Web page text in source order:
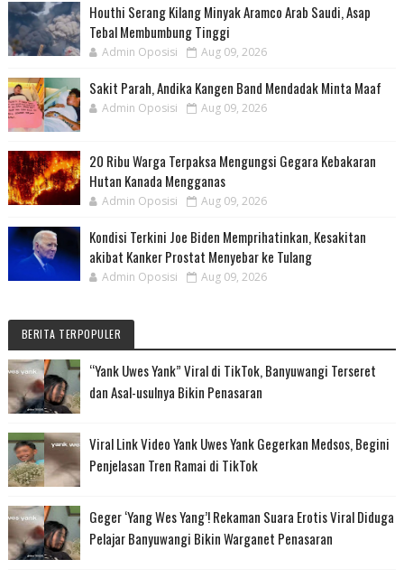
Houthi Serang Kilang Minyak Aramco Arab Saudi, Asap
Tebal Membumbung Tinggi
Admin Oposisi Aug 09, 2026
Sakit Parah, Andika Kangen Band Mendadak Minta Maaf
Admin Oposisi Aug 09, 2026
20 Ribu Warga Terpaksa Mengungsi Gegara Kebakaran
Hutan Kanada Mengganas
Admin Oposisi Aug 09, 2026
Kondisi Terkini Joe Biden Memprihatinkan, Kesakitan
akibat Kanker Prostat Menyebar ke Tulang
Admin Oposisi Aug 09, 2026
BERITA TERPOPULER
“Yank Uwes Yank” Viral di TikTok, Banyuwangi Terseret
dan Asal-usulnya Bikin Penasaran
Viral Link Video Yank Uwes Yank Gegerkan Medsos, Begini
Penjelasan Tren Ramai di TikTok
Geger ‘Yang Wes Yang’! Rekaman Suara Erotis Viral Diduga
Pelajar Banyuwangi Bikin Warganet Penasaran